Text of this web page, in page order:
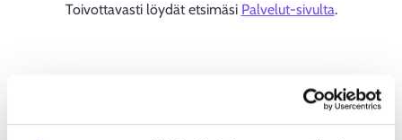
Toivottavasti löydät etsimäsi Palvelut-sivulta.